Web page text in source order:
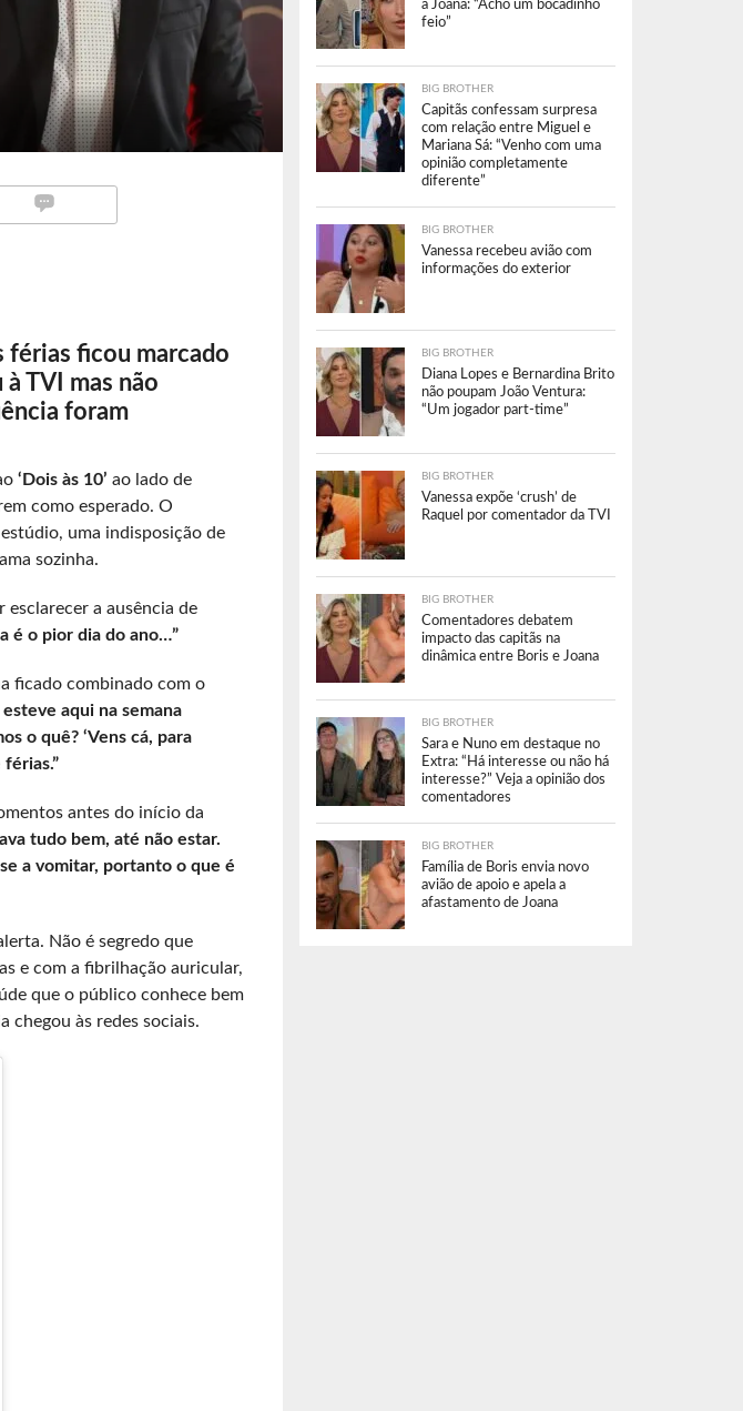
férias ficou marcado
TVI mas não
foram
‘Dois às 10’ ao lado de
como esperado. O
uma indisposição de
sozinha.
a ausência de
é o pior dia do ano…”
ficado combinado com o
aqui na semana
o quê? ‘Vens cá, para
antes do início da
tudo bem, até não estar.
a vomitar, portanto o que é
Não é segredo que
e com a fibrilhação auricular,
que o público conhece bem
chegou às redes sociais.
a Joana: “Acho um bocadinho
feio”
BIG BROTHER
Capitãs confessam surpresa
com relação entre Miguel e
Mariana Sá: “Venho com uma
opinião completamente
diferente”
BIG BROTHER
Vanessa recebeu avião com
informações do exterior
BIG BROTHER
Diana Lopes e Bernardina Brito
não poupam João Ventura:
“Um jogador part-time”
BIG BROTHER
Vanessa expõe ‘crush’ de
Raquel por comentador da TVI
BIG BROTHER
Comentadores debatem
impacto das capitãs na
dinâmica entre Boris e Joana
BIG BROTHER
Sara e Nuno em destaque no
Extra: “Há interesse ou não há
interesse?” Veja a opinião dos
comentadores
BIG BROTHER
Família de Boris envia novo
avião de apoio e apela a
afastamento de Joana